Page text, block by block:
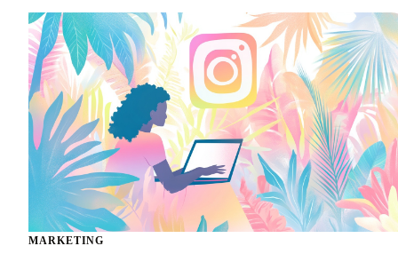
03 Tarification
04 À propos de nous
MARKETING